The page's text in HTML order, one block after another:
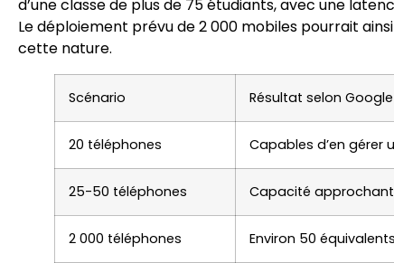
d’une classe de plus de 75 étudiants, avec une
Le déploiement prévu de 2 000 mobiles pourrait
cette nature.
Scénario Résultat selon
20 téléphones Capables d’en gérer
25-50 téléphones Capacité
2 000 téléphones Environ 50